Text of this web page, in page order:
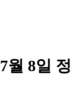
월 8일